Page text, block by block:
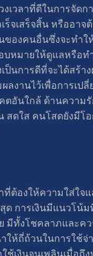
งเวลาที่ดีในการจัดก
จเสร็จสิ้น หรืออาจ
องคนอื่นซึ่งจะทำใ
หมายให้ดูแลหรือท
ป็นการดีที่จะได้สร้า
ลงานไว้เพื่อการเป
อันใกล้ ด้านความรั
สดใส คนโสดยังมีโ
ที่ต้องให้ความใส่ใจ
ด การเงินมีแนวโน้
มีทั้งโชคลาภและค
ห้ถี่ถ้วนในการใช้จ่
ช้เงินจนเพลินเมื่อถึง